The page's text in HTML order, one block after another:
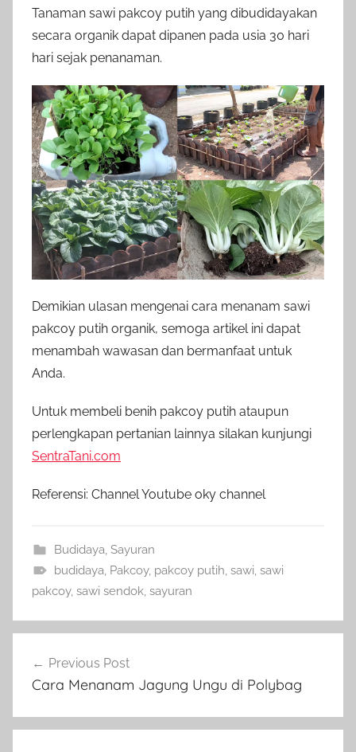
Tanaman sawi pakcoy putih yang dibudidayakan
secara organik dapat dipanen pada usia 30 hari
hari sejak penanaman.
Demikian ulasan mengenai cara menanam sawi
pakcoy putih organik, semoga artikel ini dapat
menambah wawasan dan bermanfaat untuk
Anda.
Untuk membeli benih pakcoy putih ataupun
perlengkapan pertanian lainnya silakan kunjungi
SentraTani.com
Referensi: Channel Youtube oky channel
Budidaya, Sayuran
budidaya, Pakcoy, pakcoy putih, sawi, sawi
pakcoy, sawi sendok, sayuran
pos
Previous Post
Cara Menanam Jagung Ungu di Polybag